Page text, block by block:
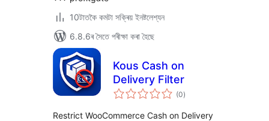
10টাতকৈ কমটা সক্ৰিয় ইনষ্টলেশ্যন
6.8.6ৰ সৈতে পৰীক্ষা কৰা হৈছে
Kous Cash on
Delivery Filter
(0টা
মুঠ)
Restrict WooCommerce Cash on Delivery